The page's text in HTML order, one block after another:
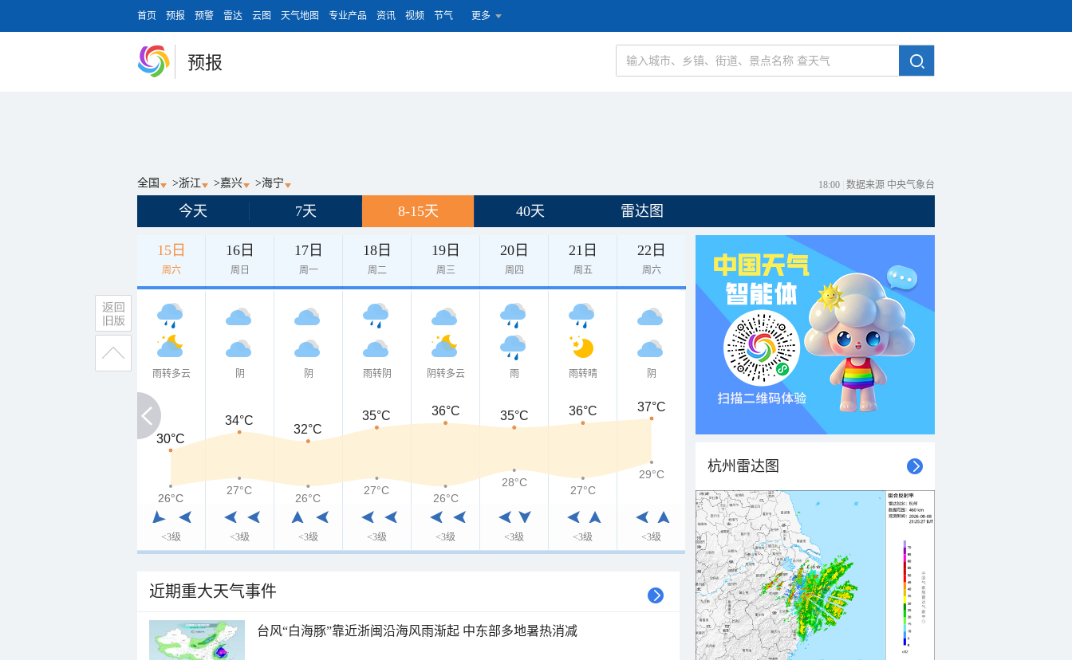
首页 预报 预警 雷达 云图 天气地图 专业产品 资讯 视频 节气 更多
预报
全国 >浙江 >嘉兴 >海宁 18:00 数据来源 中央气象台
今天 7天 8-15天 40天 雷达图
15日
周六
16日
周日
17日
周一
18日
周二
19日
周三
20日
周四
21日
周五
22日
周六
雨转多云
<3级
阴
<3级
阴
<3级
雨转阴
<3级
阴转多云
<3级
雨
<3级
雨转晴
<3级
阴
<3级
30°C
30°C
34°C
32°C
35°C 36°C 35°C 36°C 37°C
26°C
26°C
27°C
26°C
27°C
26°C
28°C
27°C
29°C
近期重大天气事件
台风“白海豚”靠近浙闽沿海风雨渐起 中东部多地暑热消减
杭州雷达图